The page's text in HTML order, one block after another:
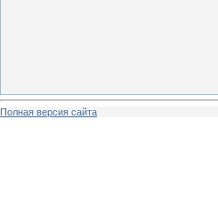
Полная версия сайта